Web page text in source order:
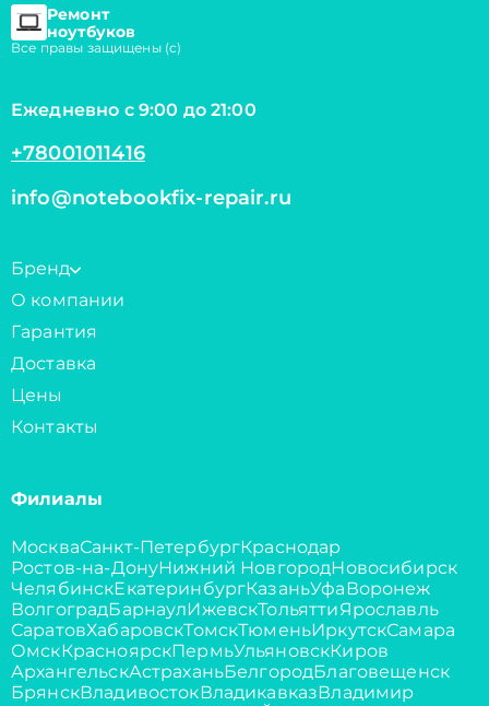
Ремонт
ноутбуков
Все правы защищены (с)
Ежедневно с 9:00 до 21:00
+78001011416
info@notebookfix-repair.ru
Бренд
О компании
Гарантия
Доставка
Цены
Контакты
Филиалы
МоскваСанкт-ПетербургКраснодар
Ростов-на-ДонуНижний НовгородНовосибирск
ЧелябинскЕкатеринбургКазаньУфаВоронеж
ВолгоградБарнаулИжевскТольяттиЯрославль
СаратовХабаровскТомскТюменьИркутскСамара
ОмскКрасноярскПермьУльяновскКиров
АрхангельскАстраханьБелгородБлаговещенск
БрянскВладивостокВладикавказВладимир